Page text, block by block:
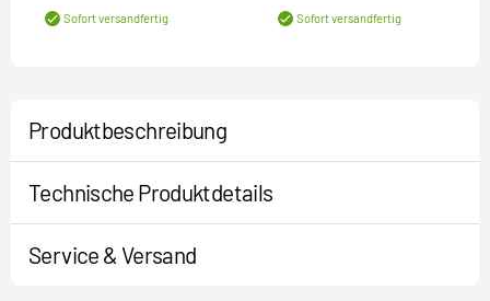
Sofort versandfertig Sofort versandfertig
Produktbeschreibung
Technische Produktdetails
Service & Versand